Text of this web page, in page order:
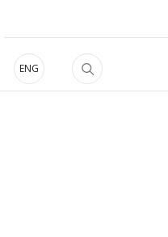
ENG